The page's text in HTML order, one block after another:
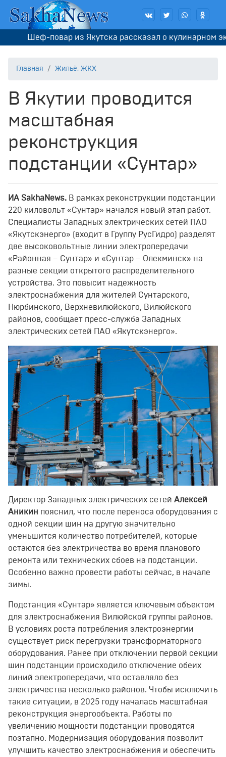
Шеф-повар из Якутска рассказал о кулинарном
Главная Жильё, ЖКХ
В Якутии проводится
масштабная
реконструкция
подстанции «Сунтар»
ИА SakhaNews. В рамках реконструкции подстанции
220 киловольт «Сунтар» начался новый этап работ.
Специалисты Западных электрических сетей ПАО
«Якутскэнерго» (входит в Группу РусГидро) разделят
две высоковольтные линии электропередачи
«Районная – Сунтар» и «Сунтар – Олекминск» на
разные секции открытого распределительного
устройства. Это повысит надежность
электроснабжения для жителей Сунтарского,
Нюрбинского, Верхневилюйского, Вилюйского
районов, сообщает пресс-служба Западных
электрических сетей ПАО «Якутскэнерго».
Директор Западных электрических сетей Алексей
Аникин пояснил, что после переноса оборудования с
одной секции шин на другую значительно
уменьшится количество потребителей, которые
остаются без электричества во время планового
ремонта или технических сбоев на подстанции.
Особенно важно провести работы сейчас, в начале
зимы.
Подстанция «Сунтар» является ключевым объектом
для электроснабжения Вилюйской группы районов.
В условиях роста потребления электроэнергии
существует риск перегрузки трансформаторного
оборудования. Ранее при отключении первой секции
шин подстанции происходило отключение обеих
линий электропередачи, что оставляло без
электричества несколько районов. Чтобы исключить
такие ситуации, в 2025 году началась масштабная
реконструкция энергообъекта. Работы по
увеличению мощности подстанции проводятся
поэтапно. Модернизация оборудования позволит
улучшить качество электроснабжения и обеспечить